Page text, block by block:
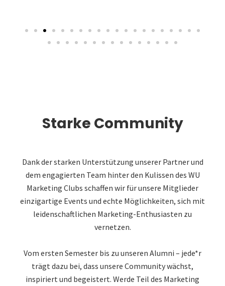
Starke Community
Dank der starken Unterstützung unserer Partner und
dem engagierten Team hinter den Kulissen des WU
Marketing Clubs schaffen wir für unsere Mitglieder
einzigartige Events und echte Möglichkeiten, sich mit
leidenschaftlichen Marketing-Enthusiasten zu
vernetzen.
Vom ersten Semester bis zu unseren Alumni – jede*r
trägt dazu bei, dass unsere Community wächst,
inspiriert und begeistert. Werde Teil des Marketing